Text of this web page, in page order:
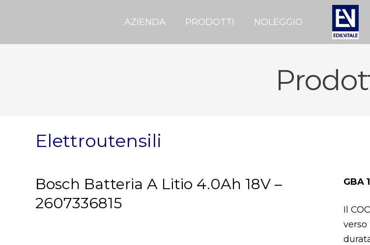
AZIENDA PRODOTTI NOLEGGIO
Elettroutensili
Bosch Batteria A Litio 4.0Ah 18V –
2607336815
GBA
Il